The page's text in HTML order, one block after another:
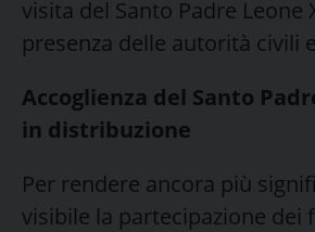
visita del Santo Padre Leone
presenza delle autorità civili
Accoglienza del Santo
in distribuzione
Per rendere ancora più
visibile la partecipazione dei